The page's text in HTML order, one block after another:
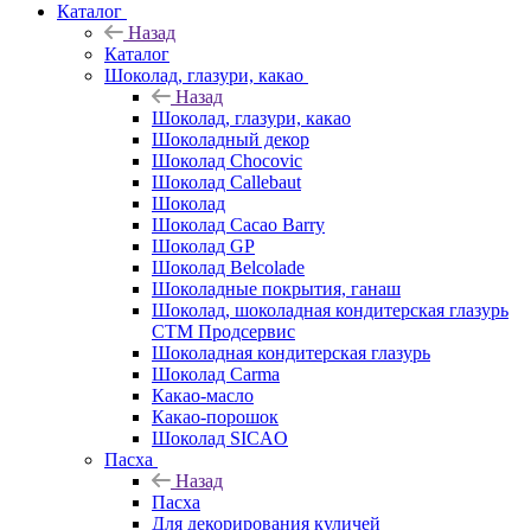
Каталог
Назад
Каталог
Шоколад, глазури, какао
Назад
Шоколад, глазури, какао
Шоколадный декор
Шоколад Chocovic
Шоколад Callebaut
Шоколад
Шоколад Cacao Barry
Шоколад GP
Шоколад Belcolade
Шоколадные покрытия, ганаш
Шоколад, шоколадная кондитерская глазурь
СТМ Продсервис
Шоколадная кондитерская глазурь
Шоколад Carma
Какао-масло
Какао-порошок
Шоколад SICAO
Пасха
Назад
Пасха
Для декорирования куличей